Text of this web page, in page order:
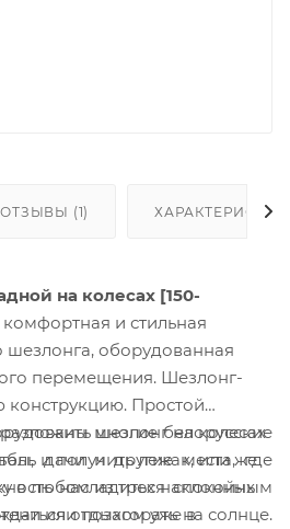
ОТЗЫВЫ (1)
на колесах [150-
и стильная
шезлонга, оборудованная
перемещения. Шезлонг-
Простой
шезлонг на колесах
и получить лежак, или же
в любом из трех наклонных
отдыхом уже в
многие белорусские
дачи и другие места, где
насладиться спокойным
или позагорать на солнце.